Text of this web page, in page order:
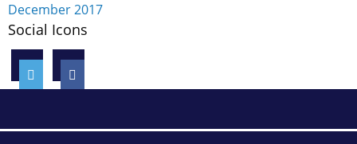
December 2017
Social Icons